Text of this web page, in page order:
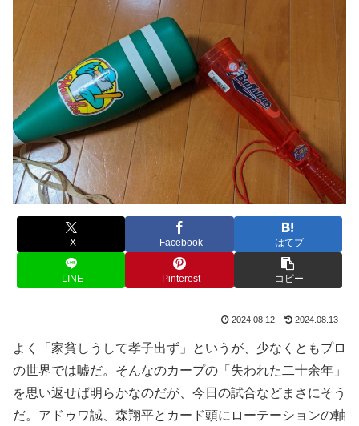
X Facebook はてブ
LINE Pinterest コピー
2024.08.12 2024.08.13
よく「家貧しうして孝子出ず」というが、少なくともプロ
の世界では嘘だ。そんなのカープの「失われた二十余年」
を思い返せば明らかなのだが、今日の試合などまさにそう
だ。アドゥワ誠、森翔平とカード頭にローテーションの軸